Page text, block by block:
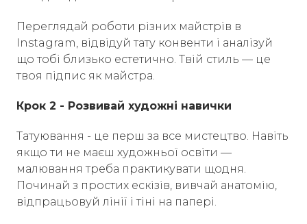
Переглядай роботи різних майстрів в
Instagram, відвідуй тату конвенти і аналізуй
що тобі близько естетично. Твій стиль — це
твоя підпис як майстра.
Крок 2 - Розвивай художні навички
Татуювання - це перш за все мистецтво. Навіть
якщо ти не маєш художньої освіти —
малювання треба практикувати щодня.
Починай з простих ескізів, вивчай анатомію,
відпрацьовуй лінії і тіні на папері.